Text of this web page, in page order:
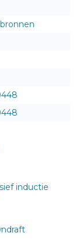
inductie